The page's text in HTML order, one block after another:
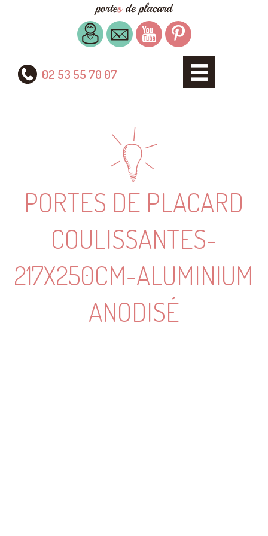
02 53 55 70 07
PORTES DE PLACARD
COULISSANTES-
217X250CM-ALUMINIUM
ANODISÉ